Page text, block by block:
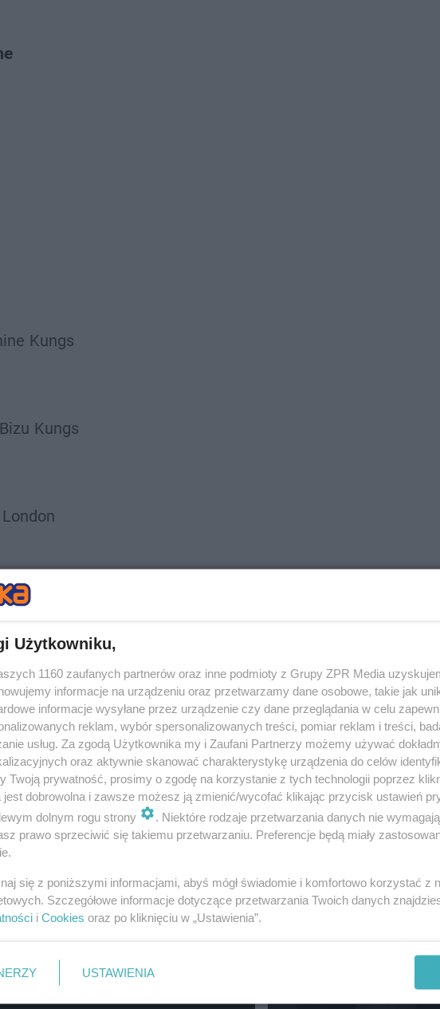
Kungs
Kungs
skarży
dziecko w
GWIAZDY
Aneta Zając zdradza
swojej przemiany.
sekret
Grażyna Torbicka w
sukience zachwyca!
Użytkowniku,
1160 zaufanych partnerów oraz inne podmioty z Grupy ZPR Media
informacje na urządzeniu oraz przetwarzamy dane osobowe, takie jak
informacje wysyłane przez urządzenie czy dane przeglądania w celu
reklam, wybór spersonalizowanych treści, pomiar reklam i treści,
usług. Za zgodą Użytkownika my i Zaufani Partnerzy możemy używać
oraz aktywnie skanować charakterystykę urządzenia do celów
Twoją prywatność, prosimy o zgodę na korzystanie z tych technologii poprzez
jest dobrowolna i zawsze możesz ją zmienić/wycofać klikając przycisk ustawień
dolnym rogu strony
. Niektóre rodzaje przetwarzania danych nie
prawo sprzeciwić się takiemu przetwarzaniu. Preferencje będą miały
się z poniższymi informacjami, abyś mógł świadomie i komfortowo korzystać z
Szczegółowe informacje dotyczące przetwarzania Twoich danych
i Cookies oraz po kliknięciu w „Ustawienia”.
USTAWIENIA